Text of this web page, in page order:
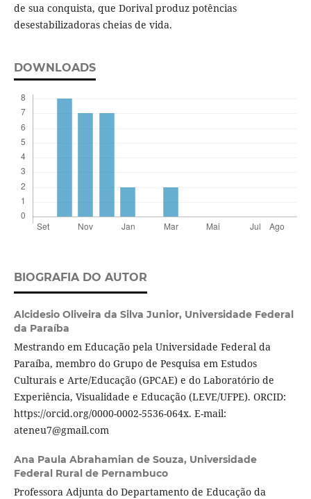
de sua conquista, que Dorival produz potências
desestabilizadoras cheias de vida.
DOWNLOADS
BIOGRAFIA DO AUTOR
Alcidesio Oliveira da Silva Junior, Universidade Federal
da Paraíba
Mestrando em Educação pela Universidade Federal da
Paraíba, membro do Grupo de Pesquisa em Estudos
Culturais e Arte/Educação (GPCAE) e do Laboratório de
Experiência, Visualidade e Educação (LEVE/UFPE). ORCID:
https://orcid.org/0000-0002-5536-064x. E-mail:
ateneu7@gmail.com
Ana Paula Abrahamian de Souza, Universidade
Federal Rural de Pernambuco
Professora Adjunta do Departamento de Educação da